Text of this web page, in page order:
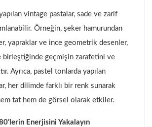
vintage pastalar, sade ve zarif
Örneğin, şeker hamurundan
yapraklar ve ince geometrik desenler,
birleştiğinde geçmişin zarafetini ve
Ayrıca, pastel tonlarda yapılan
her dilimde farklı bir renk sunarak
tat hem de görsel olarak etkiler.
Enerjisini Yakalayın